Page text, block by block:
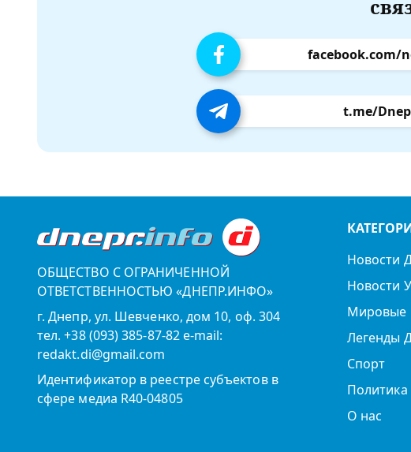
facebook.com/
t.me/
ОБЩЕСТВО С ОГРАНИЧЕННОЙ
ОТВЕТСТВЕННОСТЬЮ «ДНЕПР.ИНФО»
г. Днепр, ул. Шевченко, дом 10, оф. 304
тел. +38 (093) 385-87-82 e-mail:
redakt.di@gmail.com
Идентификатор в реестре субъектов в
сфере медиа R40-04805
Новости
Новости
Мировые
Легенды
Спорт
Политика
О нас